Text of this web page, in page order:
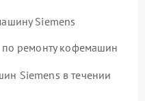
Siemens
ремонту кофемашин
Siemens в течении